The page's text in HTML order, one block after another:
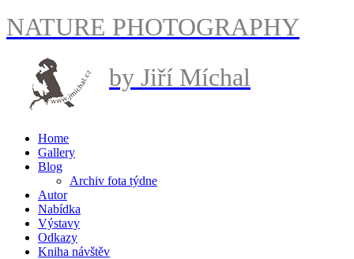
NATURE PHOTOGRAPHY
by Jiří Míchal
Home
Gallery
Blog
Archiv fota týdne
Autor
Nabídka
Výstavy
Odkazy
Kniha návštěv